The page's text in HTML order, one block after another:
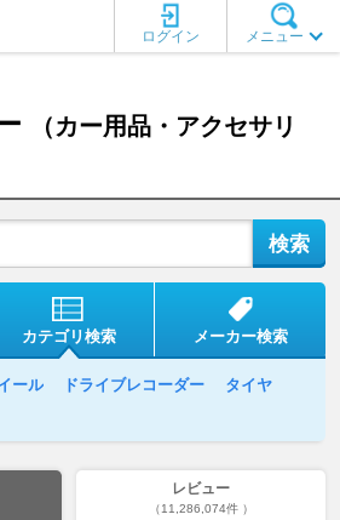
メニュー
ログイン
（カー用品・アクセサリ
カテゴリ検索 メーカー検索
ール ドライブレコーダー
タイヤ
レビュー
（11,286,074件 ）